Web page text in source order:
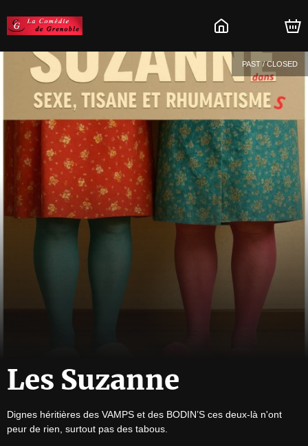
PAST / CLOSED
Les Suzanne
Dignes héritières des VAMPS et des BODIN’S ces deux-là n'ont
peur de rien, surtout pas des tabous.